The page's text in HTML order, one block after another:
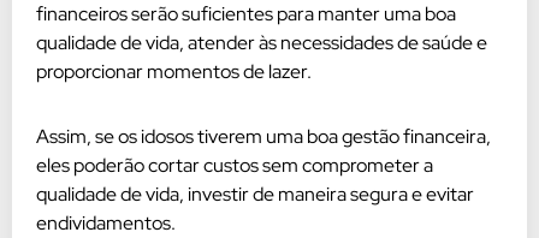
financeiros serão suficientes para manter uma boa
qualidade de vida, atender às necessidades de saúde e
proporcionar momentos de lazer.
Assim, se os idosos tiverem uma boa gestão financeira,
eles poderão cortar custos sem comprometer a
qualidade de vida, investir de maneira segura e evitar
endividamentos.